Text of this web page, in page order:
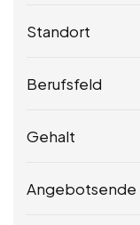
Standort
Berufsfeld
Gehalt
Angebotsende